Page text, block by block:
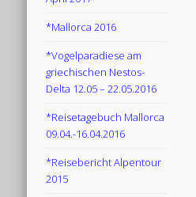
*Mallorca 2016
*Vogelparadiese am
griechischen Nestos-
Delta 12.05 – 22.05.2016
*Reisetagebuch Mallorca
09.04.-16.04.2016
*Reisebericht Alpentour
2015